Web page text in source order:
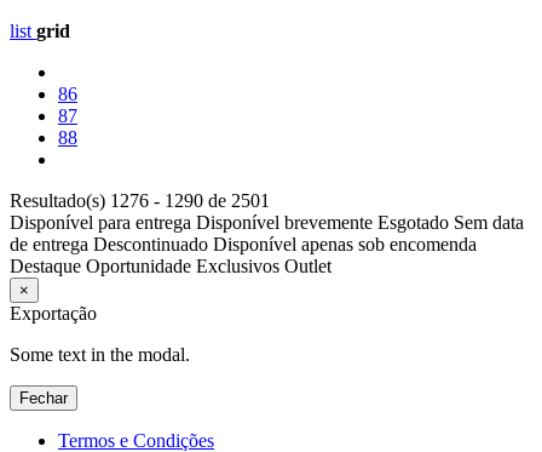
list grid
86
87
88
Resultado(s) 1276 - 1290 de 2501
Disponível para entrega Disponível brevemente Esgotado Sem data
de entrega Descontinuado Disponível apenas sob encomenda
Destaque Oportunidade Exclusivos Outlet
×
Exportação
Some text in the modal.
Fechar
Termos e Condições